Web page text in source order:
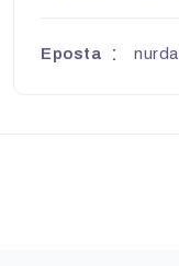
Eposta